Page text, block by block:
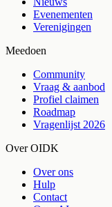
Evenementen
Verenigingen
Meedoen
Community
Vraag & aanbod
Profiel claimen
Roadmap
Vragenlijst 2026
Over OIDK
Over ons
Hulp
Contact